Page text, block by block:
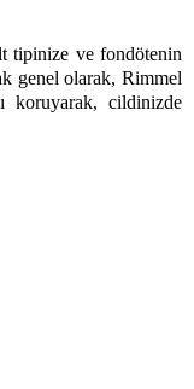
tipinize ve fondötenin
genel olarak, Rimmel
koruyarak, cildinizde